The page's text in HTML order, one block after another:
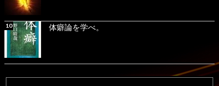
体癖論を学べ。